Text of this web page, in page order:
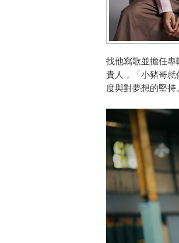
找他寫歌並擔任
貴人，「小豬哥
度與對夢想的堅持